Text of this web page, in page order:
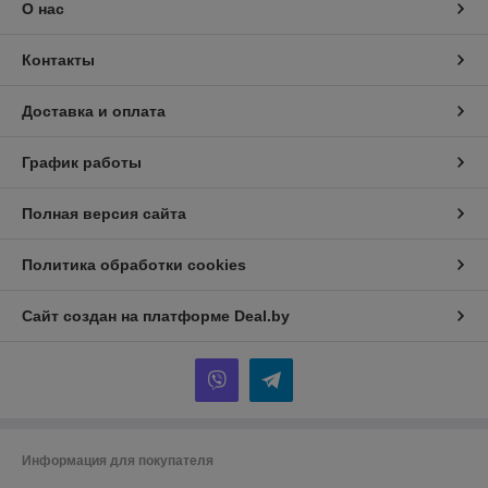
О нас
Контакты
Доставка и оплата
График работы
Полная версия сайта
Политика обработки cookies
Сайт создан на платформе Deal.by
Информация для покупателя